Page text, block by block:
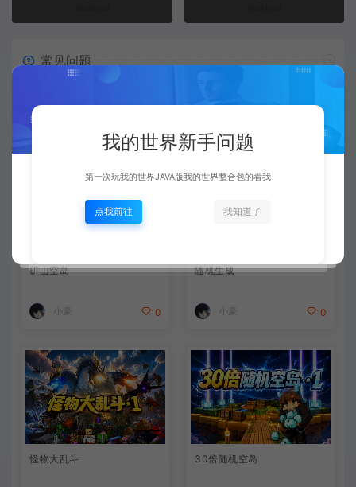
常见问题
矿山空岛
小豪 0
随机生成
小豪 0
怪物大乱斗 30倍随机空岛
我的世界新手问题
第一次玩我的世界JAVA版我的世界整合包的看我
点我前往 我知道了